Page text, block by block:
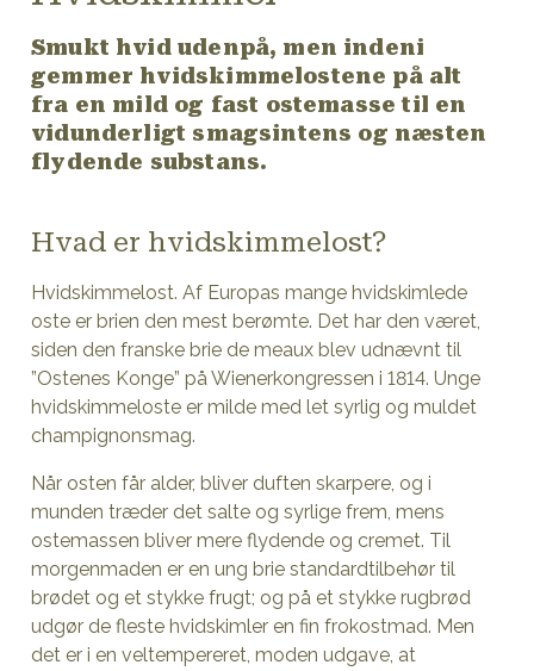
Smukt hvid udenpå, men indeni
gemmer hvidskimmelostene på alt
fra en mild og fast ostemasse til en
vidunderligt smagsintens og næsten
flydende substans.
Hvad er hvidskimmelost?
Hvidskimmelost. Af Europas mange hvidskimlede
oste er brien den mest berømte. Det har den været,
siden den franske brie de meaux blev udnævnt til
”Ostenes Konge” på Wienerkongressen i 1814. Unge
hvidskimmeloste er milde med let syrlig og muldet
champignonsmag.
Når osten får alder, bliver duften skarpere, og i
munden træder det salte og syrlige frem, mens
ostemassen bliver mere flydende og cremet. Til
morgenmaden er en ung brie standardtilbehør til
brødet og et stykke frugt; og på et stykke rugbrød
udgør de fleste hvidskimler en fin frokostmad. Men
det er i en veltempereret, moden udgave, at